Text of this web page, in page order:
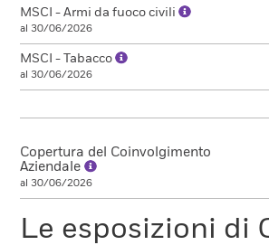
MSCI - Armi da fuoco civili
al 30/06/2026
MSCI - Tabacco
al 30/06/2026
Copertura del Coinvolgimento
Aziendale
al 30/06/2026
Le esposizioni di